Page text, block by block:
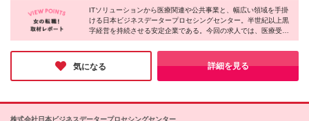
※社内規程あり
ITソリューションから医療関連や公共事業と、幅広い領域を手掛
ける日本ビジネスデータープロセシングセンター。半世紀以上黒
字経営を持続させる安定企業である。今回の求人では、医療受付
事務職、医師事務作業補助を募集。未経験から医療貢献に挑戦で
きる魅力がある。また同社では女性の活躍を支援する企業として
「くるみんマーク」を取得。女性管理職も多数登用しており、長
く活躍していける土壌ができている。
気になる 詳細を見る
株式会社日本ビジネスデータープロセシングセンター